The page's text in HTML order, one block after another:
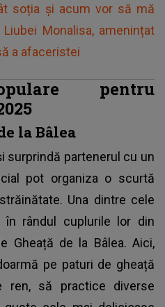
soția și acum vor să mă
Monalisa, amenințat
a afaceristei
pentru
la Bâlea
surprindă partenerul cu un
pot organiza o scurtă
Una dintre cele
în rândul cuplurile lor din
Gheață de la Bâlea. Aici,
pe paturi de gheață
să practice diverse